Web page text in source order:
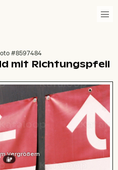
#8597484
mit Richtungspfeil
Vergrößern